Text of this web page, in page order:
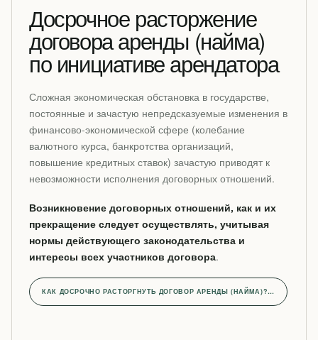
Досрочное расторжение
договора аренды (найма)
по инициативе арендатора
Сложная экономическая обстановка в государстве,
постоянные и зачастую непредсказуемые изменения в
финансово-экономической сфере (колебание
валютного курса, банкротства организаций,
повышение кредитных ставок) зачастую приводят к
невозможности исполнения договорных отношений.
Возникновение договорных отношений, как и их
прекращение следует осуществлять, учитывая
нормы действующего законодательства и
интересы всех участников договора.
КАК ДОСРОЧНО РАСТОРГНУТЬ ДОГОВОР АРЕНДЫ (НАЙМА)?…